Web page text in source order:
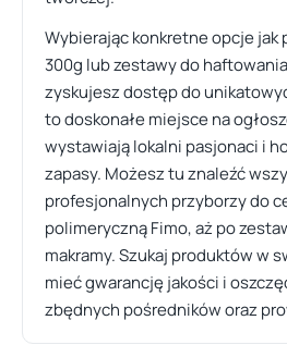
Wybierając konkretne opcje jak
300g lub zestawy do
zyskujesz dostęp do
to doskonałe miejsce na
wystawiają lokalni pasjonaci i
zapasy. Możesz tu znaleźć
profesjonalnych przyborzy do
polimeryczną Fimo, aż po
makramy. Szukaj produktów w
mieć gwarancję jakości i
zbędnych pośredników oraz